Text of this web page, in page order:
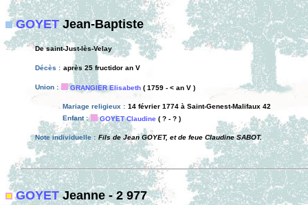
GOYETJean-Baptiste
De saint-Just-lès-Velay
Décès : après 25 fructidor an V
Union : GRANGIER Elisabeth ( 1759 - < an V )
Mariage religieux : 14 février 1774 à Saint-Genest-Malifaux 42
Enfant :
GOYET Claudine ( ? - ? )
Note individuelle : Fils de Jean GOYET, et de feue Claudine SABOT.
GOYETJeanne - 2 977